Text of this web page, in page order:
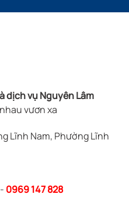
dịch vụ Nguyên Lâm
vươn xa
Lĩnh Nam, Phường Lĩnh
- 0969 147 828